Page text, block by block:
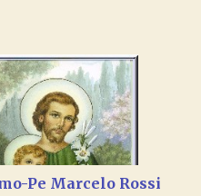
no programa de rádio
uma forte corrente de
desista do milagre, da cura;
até que o
no Amor Ágape de Jesus e
por E-mail: Amados!! Nesta
Pe Marcelo Rossi